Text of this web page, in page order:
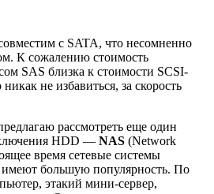
с SATA, что несомненно
К сожалению стоимость
SAS близка к стоимости SCSI-
не избавиться, за скорость
рассмотреть еще один
HDD — NAS (Network
время сетевые системы
большую популярность. По
этакий мини-сервер,